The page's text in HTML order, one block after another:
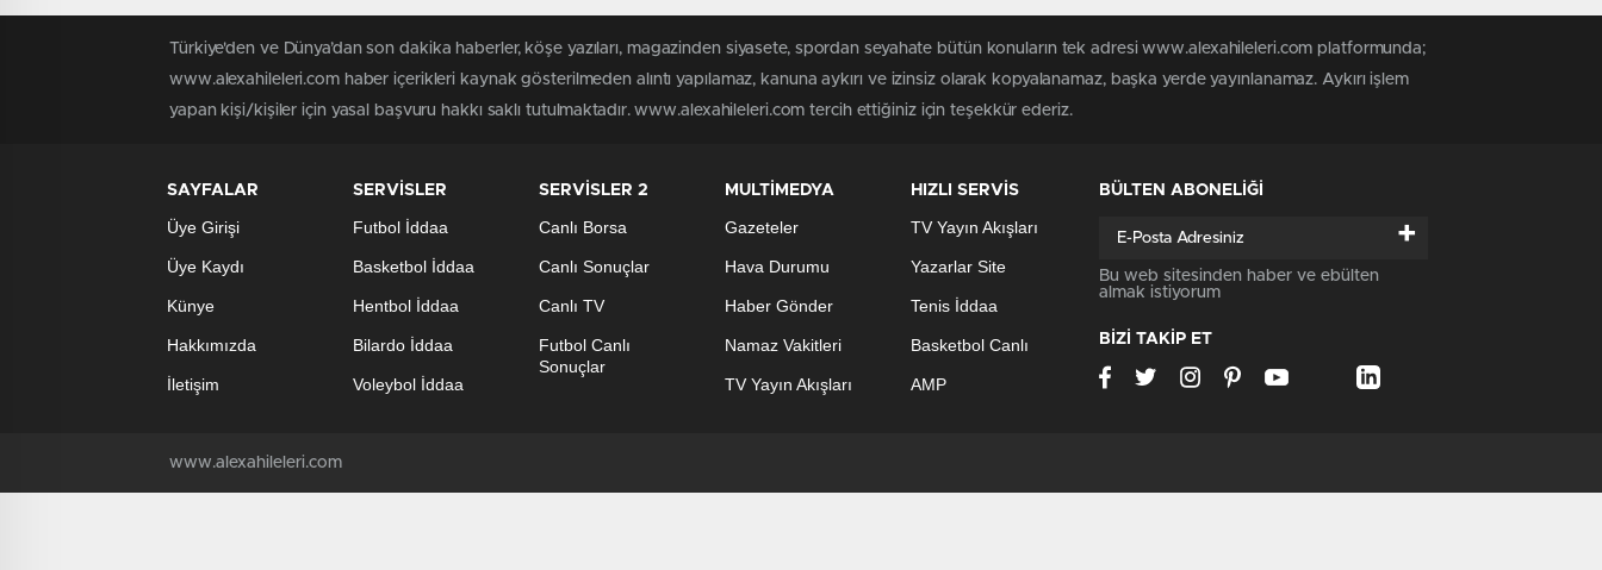
Türkiye'den ve Dünya’dan son dakika haberler, köşe yazıları, magazinden siyasete, spordan seyahate bütün konuların tek adresi www.alexahileleri.com platformunda;
www.alexahileleri.com haber içerikleri kaynak gösterilmeden alıntı yapılamaz, kanuna aykırı ve izinsiz olarak kopyalanamaz, başka yerde yayınlanamaz. Aykırı işlem
yapan kişi/kişiler için yasal başvuru hakkı saklı tutulmaktadır. www.alexahileleri.com tercih ettiğiniz için teşekkür ederiz.
SAYFALAR
Üye Girişi
Üye Kaydı
Künye
Hakkımızda
İletişim
SERVİSLER
Futbol İddaa
Basketbol İddaa
Hentbol İddaa
Bilardo İddaa
Voleybol İddaa
SERVİSLER 2
Canlı Borsa
Canlı Sonuçlar
Canlı TV
Futbol Canlı
Sonuçlar
MULTİMEDYA
Gazeteler
Hava Durumu
Haber Gönder
Namaz Vakitleri
TV Yayın Akışları
HIZLI SERVİS
TV Yayın Akışları
Yazarlar Site
Tenis İddaa
Basketbol Canlı
AMP
BÜLTEN ABONELİĞİ
+
Bu web sitesinden haber ve ebülten
almak istiyorum
BİZİ TAKİP ET
www.alexahileleri.com